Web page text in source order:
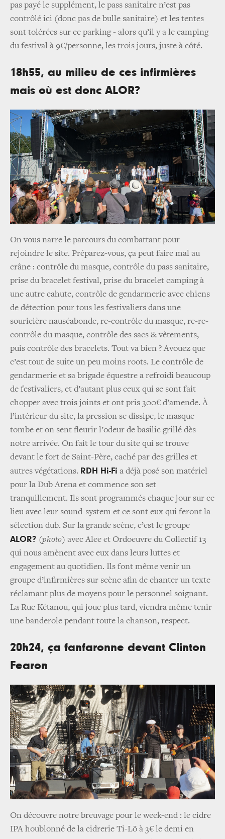
pas payé le supplément, le pass sanitaire n’est pas
contrôlé ici (donc pas de bulle sanitaire) et les tentes
sont tolérées sur ce parking - alors qu’il y a le camping
du festival à 9€/personne, les trois jours, juste à côté.
18h55, au milieu de ces infirmières
mais où est donc ALOR?
On vous narre le parcours du combattant pour
rejoindre le site. Préparez-vous, ça peut faire mal au
crâne : contrôle du masque, contrôle du pass sanitaire,
prise du bracelet festival, prise du bracelet camping à
une autre cahute, contrôle de gendarmerie avec chiens
de détection pour tous les festivaliers dans une
souricière nauséabonde, re-contrôle du masque, re-re-
contrôle du masque, contrôle des sacs & vêtements,
puis contrôle des bracelets. Tout va bien ? Avouez que
c’est tout de suite un peu moins roots. Le contrôle de
gendarmerie et sa brigade équestre a refroidi beaucoup
de festivaliers, et d’autant plus ceux qui se sont fait
chopper avec trois joints et ont pris 300€ d’amende. À
l’intérieur du site, la pression se dissipe, le masque
tombe et on sent fleurir l’odeur de basilic grillé dès
notre arrivée. On fait le tour du site qui se trouve
devant le fort de Saint-Père, caché par des grilles et
autres végétations. RDH Hi-Fi a déjà posé son matériel
pour la Dub Arena et commence son set
tranquillement. Ils sont programmés chaque jour sur ce
lieu avec leur sound-system et ce sont eux qui feront la
sélection dub. Sur la grande scène, c’est le groupe
ALOR? (photo) avec Alee et Ordoeuvre du Collectif 13
qui nous amènent avec eux dans leurs luttes et
engagement au quotidien. Ils font même venir un
groupe d’infirmières sur scène afin de chanter un texte
réclamant plus de moyens pour le personnel soignant.
La Rue Kétanou, qui joue plus tard, viendra même tenir
une banderole pendant toute la chanson, respect.
20h24, ça fanfaronne devant Clinton
Fearon
On découvre notre breuvage pour le week-end : le cidre
IPA houblonné de la cidrerie Ti-Lõ à 3€ le demi en